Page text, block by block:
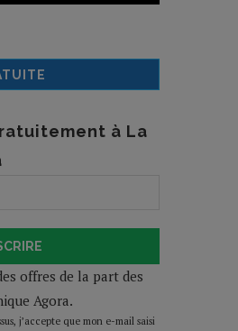
à La
offres de la part des
Agora.
j’accepte que mon e-mail saisi